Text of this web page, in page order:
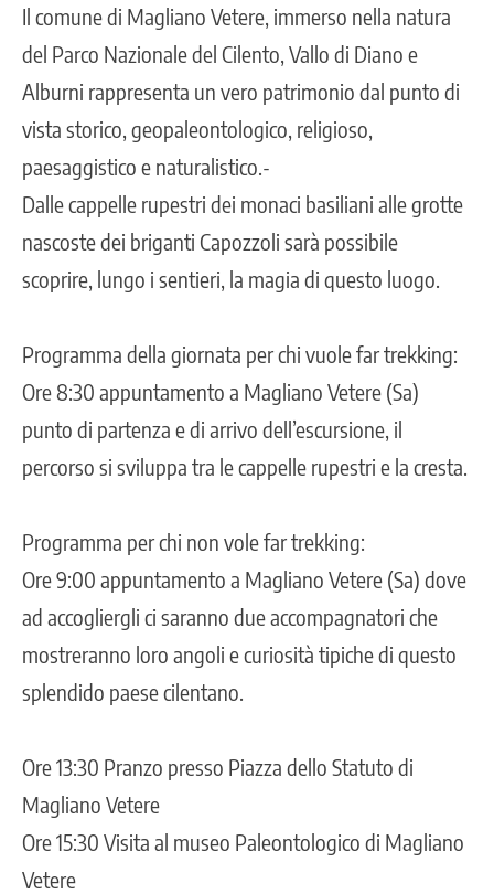
Il comune di Magliano Vetere, immerso nella natura
del Parco Nazionale del Cilento, Vallo di Diano e
Alburni rappresenta un vero patrimonio dal punto di
vista storico, geopaleontologico, religioso,
paesaggistico e naturalistico.-
Dalle cappelle rupestri dei monaci basiliani alle grotte
nascoste dei briganti Capozzoli sarà possibile
scoprire, lungo i sentieri, la magia di questo luogo.
Programma della giornata per chi vuole far trekking:
Ore 8:30 appuntamento a Magliano Vetere (Sa)
punto di partenza e di arrivo dell’escursione, il
percorso si sviluppa tra le cappelle rupestri e la cresta.
Programma per chi non vole far trekking:
Ore 9:00 appuntamento a Magliano Vetere (Sa) dove
ad accogliergli ci saranno due accompagnatori che
mostreranno loro angoli e curiosità tipiche di questo
splendido paese cilentano.
Ore 13:30 Pranzo presso Piazza dello Statuto di
Magliano Vetere
Ore 15:30 Visita al museo Paleontologico di Magliano
Vetere